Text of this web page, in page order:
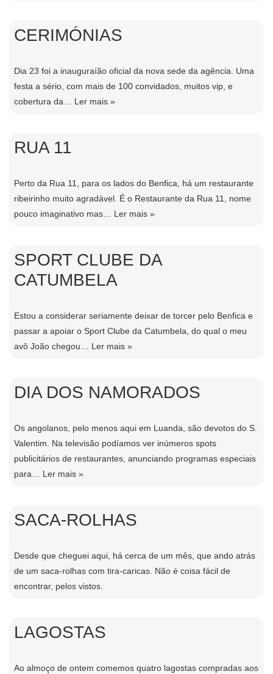
CERIMÓNIAS
Dia 23 foi a inauguraíão oficial da nova sede da agência. Uma
festa a sério, com mais de 100 convidados, muitos vip, e
cobertura da… Ler mais »
RUA 11
Perto da Rua 11, para os lados do Benfica, há um restaurante
ribeirinho muito agradável. É o Restaurante da Rua 11, nome
pouco imaginativo mas… Ler mais »
SPORT CLUBE DA
CATUMBELA
Estou a considerar seriamente deixar de torcer pelo Benfica e
passar a apoiar o Sport Clube da Catumbela, do qual o meu
avô João chegou… Ler mais »
DIA DOS NAMORADOS
Os angolanos, pelo menos aqui em Luanda, são devotos do S.
Valentim. Na televisão podí­amos ver inúmeros spots
publicitários de restaurantes, anunciando programas especiais
para… Ler mais »
SACA-ROLHAS
Desde que cheguei aqui, há cerca de um mês, que ando atrás
de um saca-rolhas com tira-caricas. Não é coisa fácil de
encontrar, pelos vistos.
LAGOSTAS
Ao almoço de ontem comemos quatro lagostas compradas aos